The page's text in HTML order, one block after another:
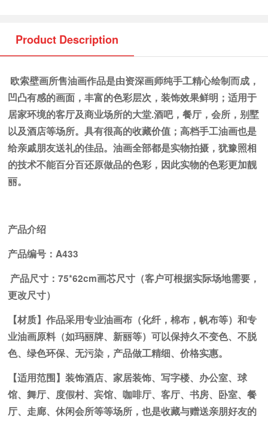
Product Description
欧索壁画所售油画作品是由资深画师纯手工精心绘制而成，
凹凸有感的画面，丰富的色彩层次，装饰效果鲜明；适用于
居家环境的客厅及商业场所的大堂.酒吧，餐厅，会所，别墅
以及酒店等场所。具有很高的收藏价值；高档手工油画也是
给亲戚朋友送礼的佳品。油画全部都是实物拍摄，犹豫照相
的技术不能百分百还原做品的色彩，因此实物的色彩更加靓
丽。
产品介绍
产品编号：A433
产品尺寸： 75*62cm画芯尺寸（客户可根据实际场地需要，
更改尺寸）
【材质】作品采用专业油画布（化纤，棉布，帆布等）和专
业油画原料（如玛丽牌、新丽等）可以保持久不变色、不脱
色、绿色环保、无污染，产品做工精细、价格实惠。
【适用范围】装饰酒店、家居装饰、写字楼、办公室、球
馆、舞厅、度假村、宾馆、咖啡厅、客厅、书房、卧室、餐
厅、走廊、休闲会所等等场所，也是收藏与赠送亲朋好友的